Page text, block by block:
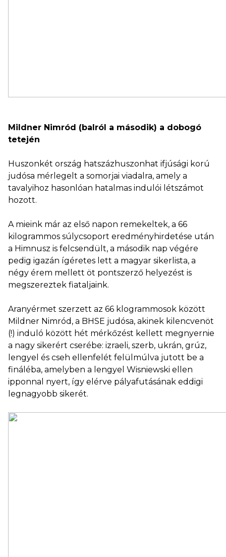
Mildner Nimród (balról a második) a dobogó
tetején
Huszonkét ország hatszázhuszonhat ifjúsági korú
judósa mérlegelt a somorjai viadalra, amely a
tavalyihoz hasonlóan hatalmas indulói létszámot
hozott.
A mieink már az első napon remekeltek, a 66
kilogrammos súlycsoport eredményhirdetése után
a Himnusz is felcsendült, a második nap végére
pedig igazán ígéretes lett a magyar sikerlista, a
négy érem mellett öt pontszerző helyezést is
megszereztek fiataljaink.
Aranyérmet szerzett az 66 klogrammosok között
Mildner Nimród, a BHSE judósa, akinek kilencvenöt
(!) induló között hét mérkőzést kellett megnyernie
a nagy sikerért cserébe: izraeli, szerb, ukrán, grúz,
lengyel és cseh ellenfelét felülmúlva jutott be a
fináléba, amelyben a lengyel Wisniewski ellen
ipponnal nyert, így elérve pályafutásának eddigi
legnagyobb sikerét.